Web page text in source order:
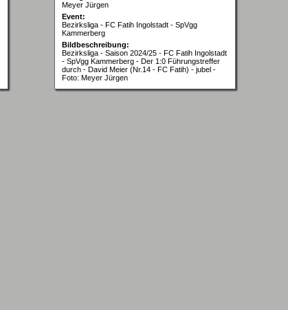
Meyer Jürgen
Event:
Bezirksliga - FC Fatih Ingolstadt - SpVgg
Kammerberg
Bildbeschreibung:
Bezirksliga - Saison 2024/25 - FC Fatih Ingolstadt
- SpVgg Kammerberg - Der 1:0 Führungstreffer
durch - David Meier (Nr.14 - FC Fatih) - jubel -
Foto: Meyer Jürgen